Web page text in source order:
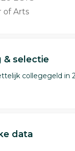
of Arts
& selectie
collegegeld in
data